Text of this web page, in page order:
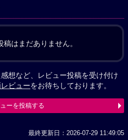
稿はまだありません。
想など、レビュー投稿を受け付け
ビューをお待ちしております。
ーを投稿する
最終更新日：2026-07-29 11:49:05